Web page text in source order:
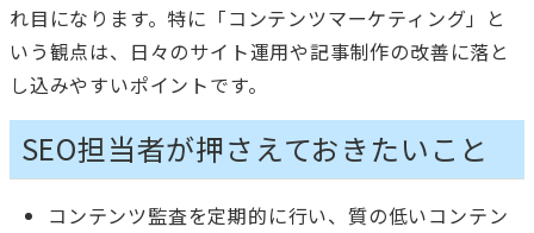
れ目になります。特に「コンテンツマーケティング」と
いう観点は、日々のサイト運用や記事制作の改善に落と
し込みやすいポイントです。
SEO担当者が押さえておきたいこと
コンテンツ監査を定期的に行い、質の低いコンテン